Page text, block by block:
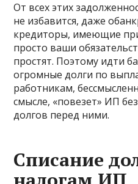
От всех этих
не избавится, даже
кредиторы, имеющие
просто ваши
простят. Поэтому идти
огромные долги по
работникам,
смысле, «повезет» ИП
долгов перед ними.
Списание